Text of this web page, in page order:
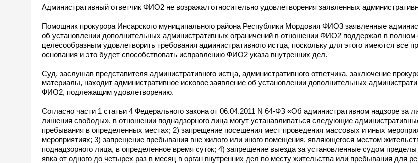
Административный ответчик ФИО2 не возражал относительно удовлетворения заявленных
Помощник прокурора Инсарского муниципального района Республики Мордовия ФИО3 заявленные
об установлении дополнительных административных ограничений в отношении ФИО2 поддержал в полном
целесообразным удовлетворить требования административного истца, поскольку для этого имеются все
основания и это будет способствовать исправлению ФИО2 указа внутренних дел.
Суд, заслушав представителя административного истца, административного ответчика, заключение
материалы, находит административное исковое заявление об установлении дополнительных
ФИО2, подлежащим удовлетворению.
Согласно части 1 статьи 4 Федерального закона от 06.04.2011 N 64-ФЗ «Об административном надзоре за
лишения свободы», в отношении поднадзорного лица могут устанавливаться следующие
пребывания в определенных местах; 2) запрещение посещения мест проведения массовых и иных
мероприятиях; 3) запрещение пребывания вне жилого или иного помещения, являющегося местом
поднадзорного лица, в определенное время суток; 4) запрещение выезда за установленные судом пределы
явка от одного до четырех раз в месяц в орган внутренних дел по месту жительства или пребывания для